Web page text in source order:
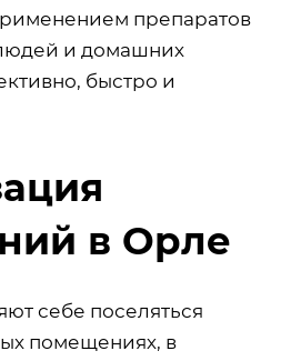
препаратов
и домашних
быстро и
в Орле
себе поселяться
помещениях, в